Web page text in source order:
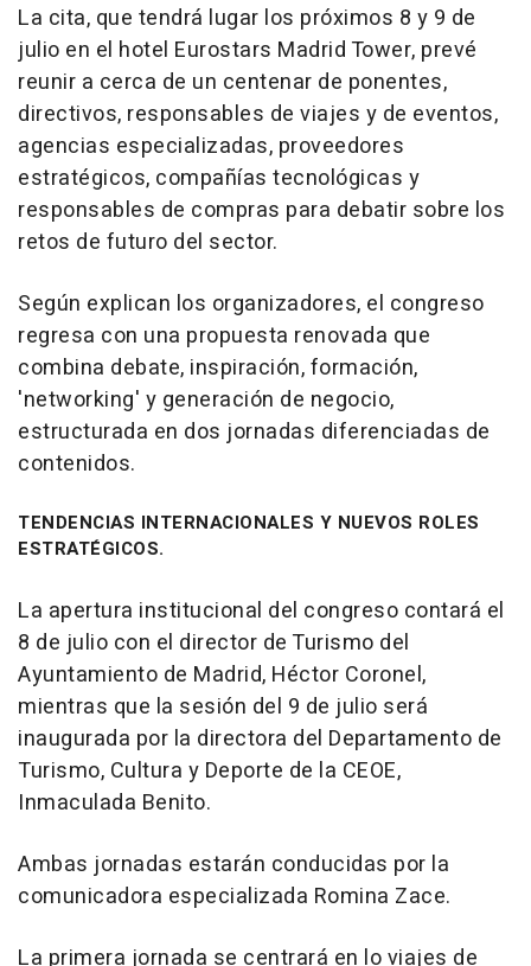
La cita, que tendrá lugar los próximos 8 y 9 de
julio en el hotel Eurostars Madrid Tower, prevé
reunir a cerca de un centenar de ponentes,
directivos, responsables de viajes y de eventos,
agencias especializadas, proveedores
estratégicos, compañías tecnológicas y
responsables de compras para debatir sobre los
retos de futuro del sector.
Según explican los organizadores, el congreso
regresa con una propuesta renovada que
combina debate, inspiración, formación,
'networking' y generación de negocio,
estructurada en dos jornadas diferenciadas de
contenidos.
TENDENCIAS INTERNACIONALES Y NUEVOS ROLES
ESTRATÉGICOS.
La apertura institucional del congreso contará el
8 de julio con el director de Turismo del
Ayuntamiento de Madrid, Héctor Coronel,
mientras que la sesión del 9 de julio será
inaugurada por la directora del Departamento de
Turismo, Cultura y Deporte de la CEOE,
Inmaculada Benito.
Ambas jornadas estarán conducidas por la
comunicadora especializada Romina Zace.
La primera jornada se centrará en lo viajes de